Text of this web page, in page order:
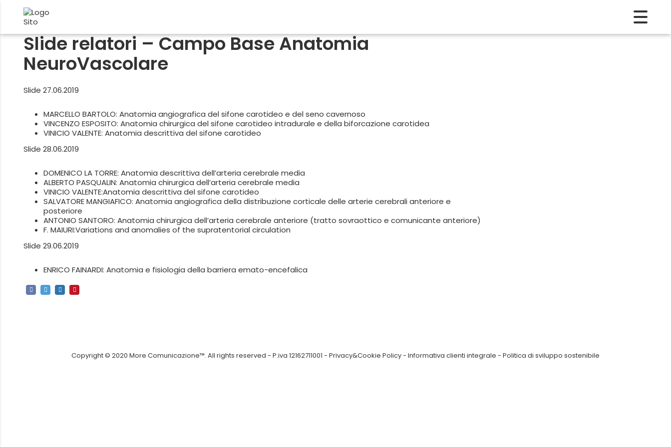
Slide relatori – Campo Base Anatomia
NeuroVascolare
Slide 27.06.2019
MARCELLO BARTOLO: Anatomia angiografica del sifone carotideo e del seno cavernoso
VINCENZO ESPOSITO: Anatomia chirurgica del sifone carotideo intradurale e della biforcazione carotidea
VINICIO VALENTE: Anatomia descrittiva del sifone carotideo
Slide 28.06.2019
DOMENICO LA TORRE: Anatomia descrittiva dell’arteria cerebrale media
ALBERTO PASQUALIN: Anatomia chirurgica dell’arteria cerebrale media
VINICIO VALENTE:Anatomia descrittiva del sifone carotideo
SALVATORE MANGIAFICO: Anatomia angiografica della distribuzione corticale delle arterie cerebrali anteriore e
posteriore
ANTONIO SANTORO: Anatomia chirurgica dell’arteria cerebrale anteriore (tratto sovraottico e comunicante anteriore)
F. MAIURI:Variations and anomalies of the supratentorial circulation
Slide 29.06.2019
ENRICO FAINARDI: Anatomia e fisiologia della barriera emato-encefalica
Copyright © 2020 More Comunicazione™. All rights reserved - P.iva 12162711001 - Privacy&Cookie Policy- Informativa clienti integrale - Politica di sviluppo sostenibile